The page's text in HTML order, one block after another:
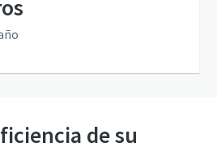
de su